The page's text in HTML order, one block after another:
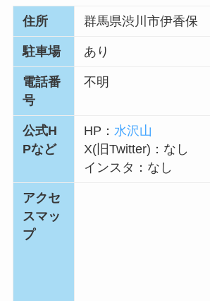
住所 群馬県渋川市伊香保
駐車場 あり
電話番
号
不明
公式H
Pなど
HP：水沢山
X(旧Twitter)：なし
インスタ：なし
アクセ
スマッ
プ